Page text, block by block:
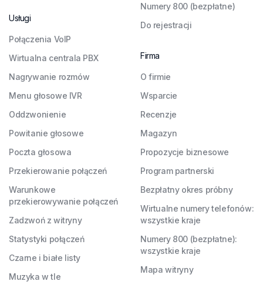
Usługi
Połączenia VoIP
Wirtualna centrala PBX
Nagrywanie rozmów
Menu głosowe IVR
Oddzwonienie
Powitanie głosowe
Poczta głosowa
Przekierowanie połączeń
Warunkowe
przekierowywanie połączeń
Zadzwoń z witryny
Statystyki połączeń
Czarne i białe listy
Muzyka w tle
Numery 800 (bezpłatne)
Do rejestracji
Firma
O firmie
Wsparcie
Recenzje
Magazyn
Propozycje biznesowe
Program partnerski
Bezpłatny okres próbny
Wirtualne numery telefonów:
wszystkie kraje
Numery 800 (bezpłatne):
wszystkie kraje
Mapa witryny